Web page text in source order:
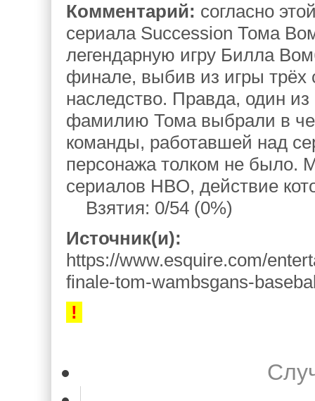
Комментарий: согласно
сериала Succession Тома
легендарную игру Билла
финале, выбив из игры трёх
наследство. Правда, один
фамилию Тома выбрали в
команды, работавшей над
персонажа толком не было.
сериалов HBO, действие
Взятия: 0/54 (0%)
Источник(и):
https://www.esquire.com/
finale-tom-wambsgans-
!